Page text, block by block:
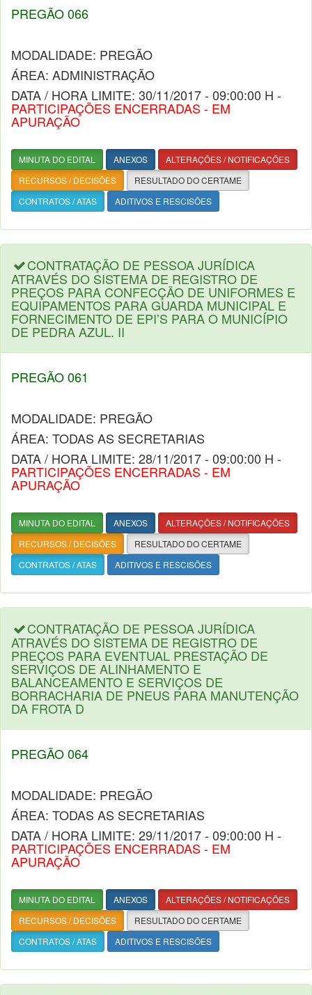
PREGÃO 066
MODALIDADE: PREGÃO
ÁREA: ADMINISTRAÇÃO
DATA / HORA LIMITE: 30/11/2017 - 09:00:00 H -
PARTICIPAÇÕES ENCERRADAS - EM
APURAÇÃO
MINUTA DO EDITAL ANEXOS
ALTERAÇÕES / NOTIFICAÇÕES
RECURSOS / DECISÕES
RESULTADO DO CERTAME
CONTRATOS / ATAS
ADITIVOS E RESCISÕES
CONTRATAÇÃO DE PESSOA JURÍDICA
ATRAVÉS DO SISTEMA DE REGISTRO DE
PREÇOS PARA CONFECÇÃO DE UNIFORMES E
EQUIPAMENTOS PARA GUARDA MUNICIPAL E
FORNECIMENTO DE EPI’S PARA O MUNICÍPIO
DE PEDRA AZUL. II
PREGÃO 061
MODALIDADE: PREGÃO
ÁREA: TODAS AS SECRETARIAS
DATA / HORA LIMITE: 28/11/2017 - 09:00:00 H -
PARTICIPAÇÕES ENCERRADAS - EM
APURAÇÃO
MINUTA DO EDITAL ANEXOS
ALTERAÇÕES / NOTIFICAÇÕES
RECURSOS / DECISÕES
RESULTADO DO CERTAME
CONTRATOS / ATAS
ADITIVOS E RESCISÕES
CONTRATAÇÃO DE PESSOA JURÍDICA
ATRAVÉS DO SISTEMA DE REGISTRO DE
PREÇOS PARA EVENTUAL PRESTAÇÃO DE
SERVIÇOS DE ALINHAMENTO E
BALANCEAMENTO E SERVIÇOS DE
BORRACHARIA DE PNEUS PARA MANUTENÇÃO
DA FROTA D
PREGÃO 064
MODALIDADE: PREGÃO
ÁREA: TODAS AS SECRETARIAS
DATA / HORA LIMITE: 29/11/2017 - 09:00:00 H -
PARTICIPAÇÕES ENCERRADAS - EM
APURAÇÃO
MINUTA DO EDITAL ANEXOS
ALTERAÇÕES / NOTIFICAÇÕES
RECURSOS / DECISÕES
RESULTADO DO CERTAME
CONTRATOS / ATAS
ADITIVOS E RESCISÕES